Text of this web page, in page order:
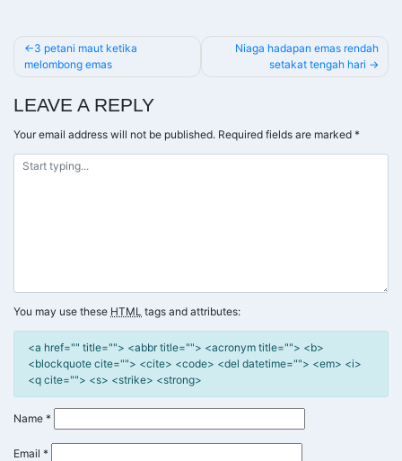
POST
NAVIGATION
3 petani maut ketika
melombong emas
Niaga hadapan emas rendah
setakat tengah hari
LEAVE A REPLY
Your email address will not be published. Required fields are marked *
You may use these HTML tags and attributes:
<a href="" title=""> <abbr title=""> <acronym title=""> <b>
<blockquote cite=""> <cite> <code> <del datetime=""> <em> <i>
<q cite=""> <s> <strike> <strong>
Name *
Email *